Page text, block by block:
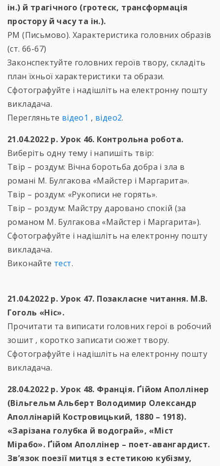
ін.) й трагічного (гротеск, трансформація
простору й часу та ін.).
РМ (Письмово). Характеристика головних образів
(ст. 66-67)
Законспектуйте головних героїв твору, складіть
план їхньої характеристики та образи.
Сфотографуйте і надішліть на електронну пошту
викладача.
Перегляньте відео1 , відео2.
21.04.2022 р. Урок 46. Контрольна робота.
Виберіть одну тему і напишіть твір:
Твір – роздум: Вічна боротьба добра і зла в
романі М. Булгакова «Майстер і Маргарита».
Твір – роздум: «Рукописи не горять».
Твір – роздум: Майстру даровано спокій (за
романом М. Булгакова «Майстер і Маргарита»).
Сфотографуйте і надішліть на електронну пошту
викладача.
Виконайте тест.
21.04.2022 р. Урок 47. Позакласне читання. М.В.
Гоголь «Ніс».
Прочитати та виписати головних герої в робочий
зошит , коротко записати сюжет твору.
Сфотографуйте і надішліть на електронну пошту
викладача.
28.04.2022 р. Урок 48. Франція. Ґійом Аполлінер
(Вільгельм Альберт Володимир Олександр
Аполлінарій Костровицький, 1880 – 1918).
«Зарізана голубка й водограй», «Міст
Мірабо». Ґійом Аполлінер – поет-авангардист.
Зв’язок поезії митця з естетикою кубізму,